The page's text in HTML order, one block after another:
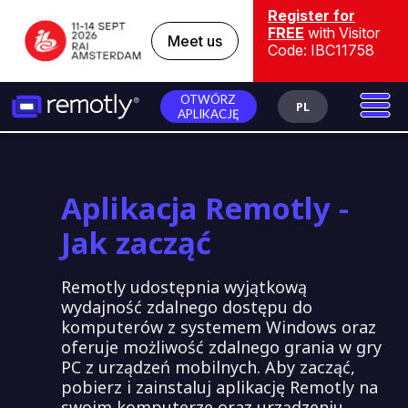
Meet us
Register for
FREE with Visitor
Code: IBC11758
OTWÓRZ
APLIKACJĘ
PL
Aplikacja Remotly -
Jak zacząć
Remotly udostępnia wyjątkową
wydajność zdalnego dostępu do
komputerów z systemem Windows oraz
oferuje możliwość zdalnego grania w gry
PC z urządzeń mobilnych. Aby zacząć,
pobierz i zainstaluj aplikację Remotly na